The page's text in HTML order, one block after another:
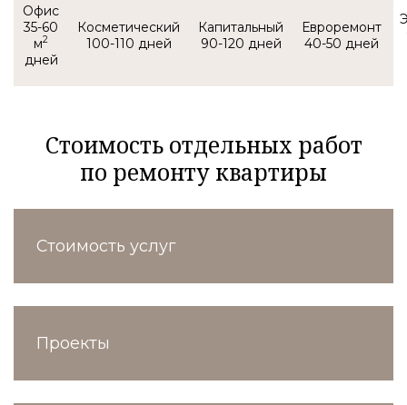
Офис
35-60
м2 100-110 90-120 40-50
Стоимость отдельных работ
по ремонту квартиры
Стоимость услуг
Проекты